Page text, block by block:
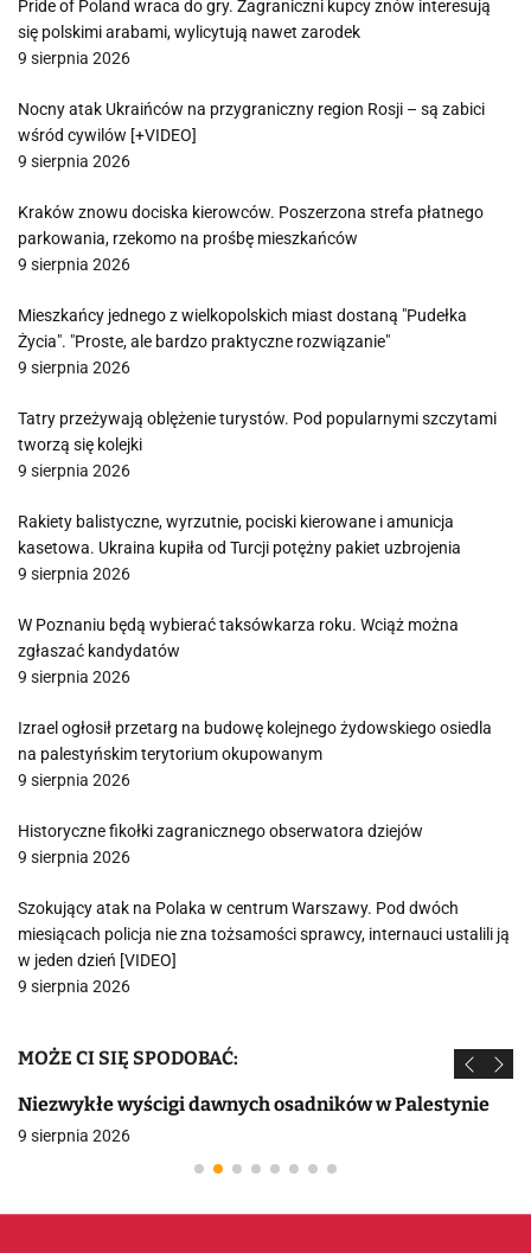
Pride of Poland wraca do gry. Zagraniczni kupcy znów interesują
się polskimi arabami, wylicytują nawet zarodek
9 sierpnia 2026
Nocny atak Ukraińców na przygraniczny region Rosji – są zabici
wśród cywilów [+VIDEO]
9 sierpnia 2026
Kraków znowu dociska kierowców. Poszerzona strefa płatnego
parkowania, rzekomo na prośbę mieszkańców
9 sierpnia 2026
Mieszkańcy jednego z wielkopolskich miast dostaną "Pudełka
Życia". "Proste, ale bardzo praktyczne rozwiązanie"
9 sierpnia 2026
Tatry przeżywają oblężenie turystów. Pod popularnymi szczytami
tworzą się kolejki
9 sierpnia 2026
Rakiety balistyczne, wyrzutnie, pociski kierowane i amunicja
kasetowa. Ukraina kupiła od Turcji potężny pakiet uzbrojenia
9 sierpnia 2026
W Poznaniu będą wybierać taksówkarza roku. Wciąż można
zgłaszać kandydatów
9 sierpnia 2026
Izrael ogłosił przetarg na budowę kolejnego żydowskiego osiedla
na palestyńskim terytorium okupowanym
9 sierpnia 2026
Historyczne fikołki zagranicznego obserwatora dziejów
9 sierpnia 2026
Szokujący atak na Polaka w centrum Warszawy. Pod dwóch
miesiącach policja nie zna tożsamości sprawcy, internauci ustalili ją
w jeden dzień [VIDEO]
9 sierpnia 2026
MOŻE CI SIĘ SPODOBAĆ:
Niezwykłe wyścigi dawnych osadników w Palestynie
9 sierpnia 2026